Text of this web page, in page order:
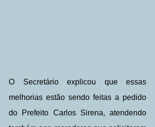
O Secretário explicou que essas
melhorias estão sendo feitas a pedido
do Prefeito Carlos Sirena, atendendo